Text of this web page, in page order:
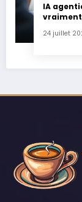
IA
24 juillet